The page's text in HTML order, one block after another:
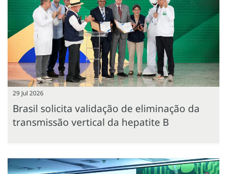
29 Jul 2026
Brasil solicita validação de eliminação da
transmissão vertical da hepatite B